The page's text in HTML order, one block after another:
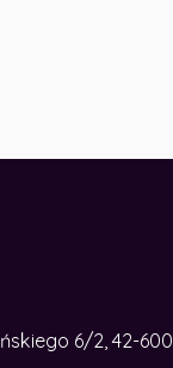
6/2, 42-600